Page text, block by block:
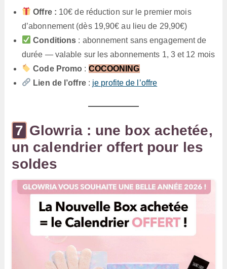
Offre : 10€ de réduction sur le premier mois
d’abonnement (dès 19,90€ au lieu de 29,90€)
Conditions : abonnement sans engagement de
durée — valable sur les abonnements 1, 3 et 12 mois
Code Promo : COCOONING
Lien de l’offre: je profite de l’offre
Glowria : une box achetée,
un calendrier offert pour les
soldes